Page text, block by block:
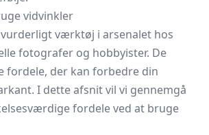
vidvinkler
værktøj i arsenalet hos
fotografer og hobbyister. De
fordele, der kan forbedre din
I dette afsnit vil vi gennemgå
fordele ved at bruge